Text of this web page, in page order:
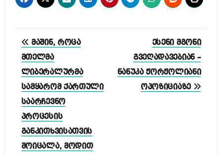
პოსტის
ნავიგაცია
მაშინ, როცა
მთელმა
ლიბერალურმა
სამყარომ ქართული
საარჩევნო
პროცესის
განკითხვისათვის
მოიცალა, მოდით
ესენი მგონი
გვეღადავებიან –
ნანუკა ჟორჟოლიანი
ოპოზიციაზე